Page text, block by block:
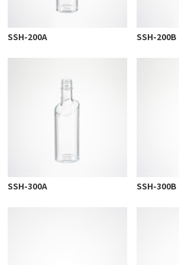
SSH-200A SSH-200B
SSH-300A SSH-300B